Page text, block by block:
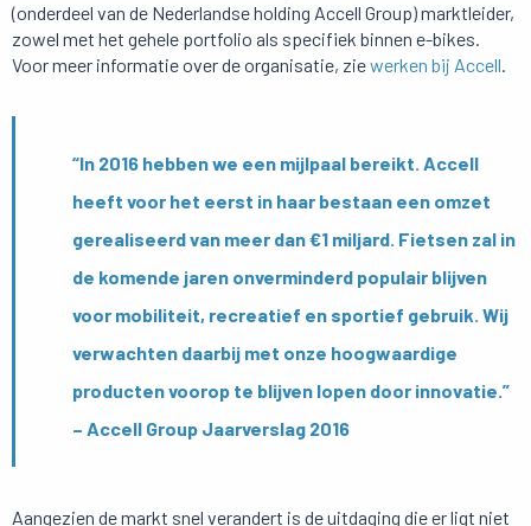
(onderdeel van de Nederlandse holding Accell Group) marktleider,
zowel met het gehele portfolio als specifiek binnen e-bikes.
Voor meer informatie over de organisatie, ziewerken bij Accell.
“In 2016 hebben we een mijlpaal bereikt. Accell
heeft voor het eerst in haar bestaan een omzet
gerealiseerd van meer dan €1 miljard. Fietsen zal in
de komende jaren onverminderd populair blijven
voor mobiliteit, recreatief en sportief gebruik. Wij
verwachten daarbij met onze hoogwaardige
producten voorop te blijven lopen door innovatie.”
– Accell Group Jaarverslag 2016
Aangezien de markt snel verandert is de uitdaging die er ligt niet